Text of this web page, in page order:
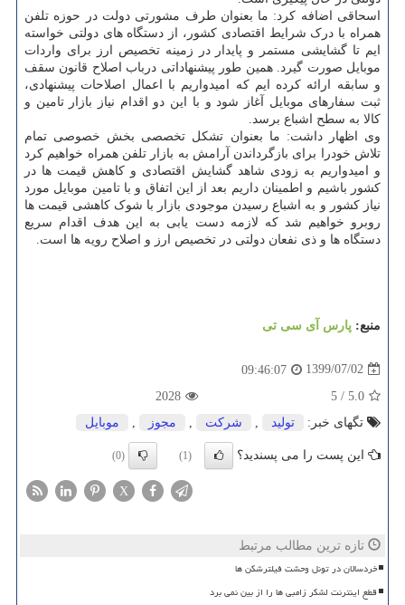
اسحاقی اضافه کرد: ما بعنوان طرف مشورتی دولت در حوزه تلفن
همراه با درک شرایط اقتصادی کشور، از دستگاه های دولتی خواسته
ایم تا گشایشی مستمر و پایدار در زمینه تخصیص ارز برای واردات
موبایل صورت گیرد. همین طور پیشنهاداتی درباب اصلاح قانون سقف
و سابقه ارائه کرده ایم که امیدواریم با اعمال اصلاحات پیشنهادی،
ثبت سفارهای موبایل آغاز شود و با این دو اقدام نیاز بازار تامین و
کالا به سطح اشباع برسد.
وی اظهار داشت: ما بعنوان تشکل تخصصی بخش خصوصی تمام
تلاش خودرا برای بازگرداندن آرامش به بازار تلفن همراه خواهیم کرد
و امیدواریم به زودی شاهد گشایش اقتصادی و کاهش قیمت ها در
کشور باشیم و اطمینان داریم بعد از این اتفاق و با تامین موبایل مورد
نیاز کشور و به اشباع رسیدن موجودی بازار با شوک کاهشی قیمت ها
روبرو خواهیم شد که لازمه دست یابی به این هدف اقدام سریع
دستگاه ها و ذی نفعان دولتی در تخصیص ارز و اصلاح رویه ها است.
منبع: پارس آی سی تی
1399/07/02
09:46:07
5.0
/
5
2028
تگهای خبر:
تولید شركت مجوز موبایل
این پست را می پسندید؟ (1)
(0)
X
تازه ترین مطالب مرتبط
خردسالان در تونل وحشت فیلترشکن ها
قطع اینترنت لشکر زامبی ها را از بین نمی برد